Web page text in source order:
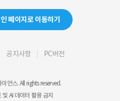
페이지로 이동하기
공지사항 PC버전
언스. All rights reserved.
및 AI 데이터 활용 금지